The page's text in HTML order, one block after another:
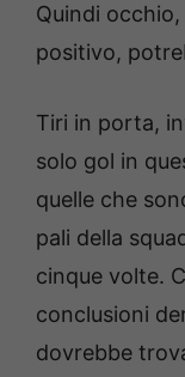
Quindi
positivo,
Tiri in porta,
solo gol in
quelle che
pali della
cinque volte.
conclusioni
dovrebbe